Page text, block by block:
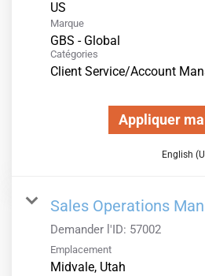
Marque
GBS - Global
Catégories
Client Service/Account
Appliquer
English
Sales Operations
Demander l'ID: 57002
Emplacement
Midvale, Utah